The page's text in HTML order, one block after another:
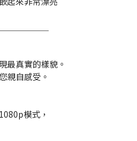
＿＿＿＿＿
最真實的樣貌。
親自感受。
模式，